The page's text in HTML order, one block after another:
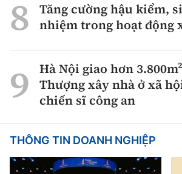
Tăng cường hậu kiểm,
nhiệm trong hoạt động
Hà Nội giao hơn
Thượng xây nhà ở xã
chiến sĩ công an
THÔNG TIN DOANH NGHIỆP